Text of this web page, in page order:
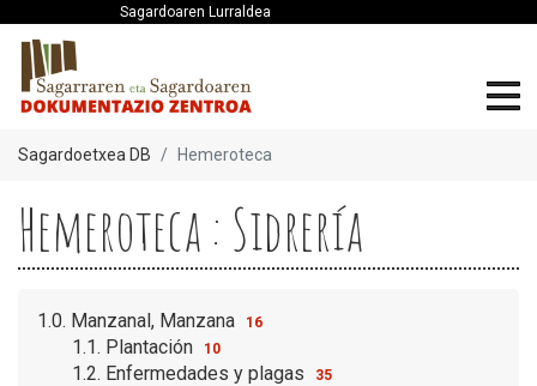
Sagardoaren Lurraldea
Sagardoetxea DB Hemeroteca
Hemeroteca : Sidrería
1.0. Manzanal, Manzana 16
1.1. Plantación 10
1.2. Enfermedades y plagas 35